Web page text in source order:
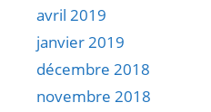
avril 2019
janvier 2019
décembre 2018
novembre 2018